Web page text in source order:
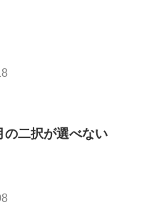
の二択が選べない